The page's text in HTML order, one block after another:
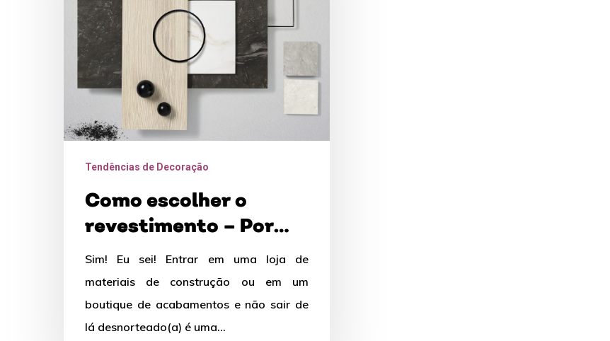
Por
Renata
Cortopassi
Tendências de Decoração
Como escolher o
revestimento – Por
Renata Cortopassi
Sim! Eu sei! Entrar em uma loja de
materiais de construção ou em um
boutique de acabamentos e não sair de
lá desnorteado(a) é uma…